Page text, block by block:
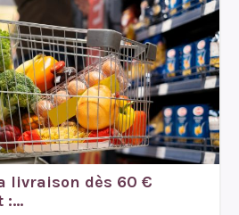
livraison dès 60 €
:...